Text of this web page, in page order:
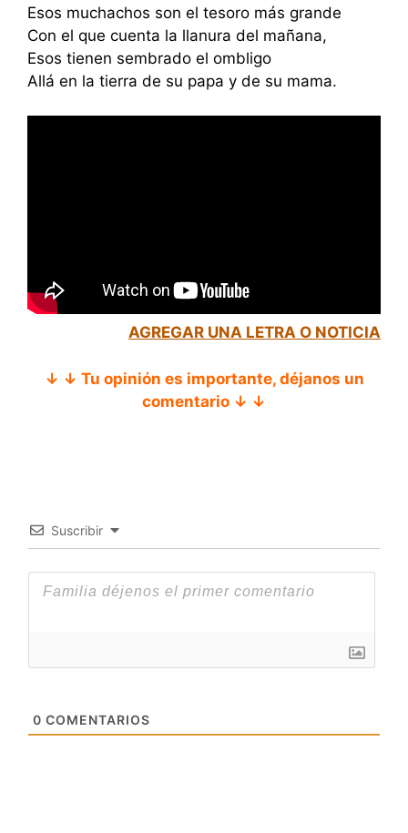
Esos muchachos son el tesoro más grande
Con el que cuenta la llanura del mañana,
Esos tienen sembrado el ombligo
Allá en la tierra de su papa y de su mama.
AGREGAR UNA LETRA O NOTICIA
↓ ↓ Tu opinión es importante, déjanos un
comentario ↓ ↓
Suscribir
0 COMENTARIOS